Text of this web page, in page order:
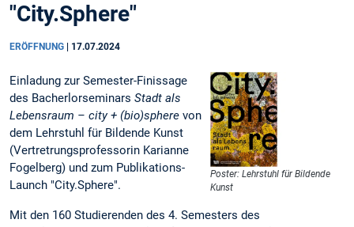
"City.Sphere"
ERÖFFNUNG 17.07.2024
Poster: Lehrstuhl für Bildende
Kunst
Einladung zur Semester-Finissage
des Bacherlorseminars Stadt als
Lebensraum – city + (bio)sphere von
dem Lehrstuhl für Bildende Kunst
(Vertretrungsprofessorin Karianne
Fogelberg) und zum Publikations-
Launch "City.Sphere".
Mit den 160 Studierenden des 4. Semesters des